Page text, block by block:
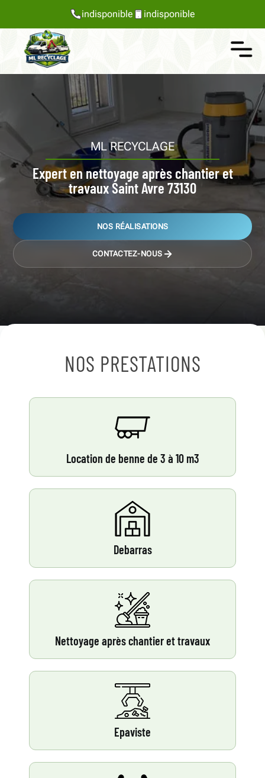
indisponible indisponible
ML RECYCLAGE
Expert en nettoyage après chantier et
travaux Saint Avre 73130
NOS RÉALISATIONS
CONTACTEZ-NOUS
NOS PRESTATIONS
Location de benne de 3 à 10 m3
Debarras
Nettoyage après chantier et travaux
Epaviste